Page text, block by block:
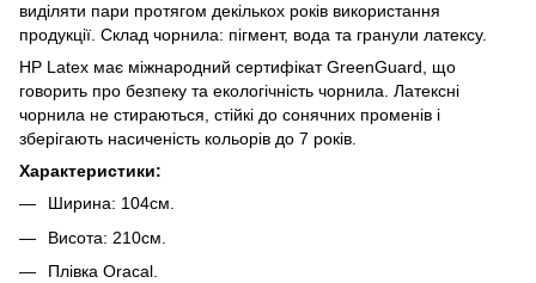
виділяти пари протягом декількох років використання
продукції. Склад чорнила: пігмент, вода та гранули латексу.
HP Latex має міжнародний сертифікат GreenGuard, що
говорить про безпеку та екологічність чорнила. Латексні
чорнила не стираються, стійкі до сонячних променів і
зберігають насиченість кольорів до 7 років.
Характеристики:
Ширина: 104см.
Висота: 210см.
Плівка Oracal.